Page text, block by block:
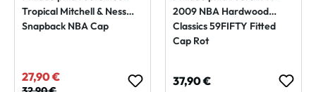
Tropical Mitchell & Ness
Snapback NBA Cap
Verkaufspreis:
27,90 €
Regulärer Preis:
2009 NBA Hardwood
Classics 59FIFTY Fitted
Cap Rot
Regulärer Preis:
37,90 €